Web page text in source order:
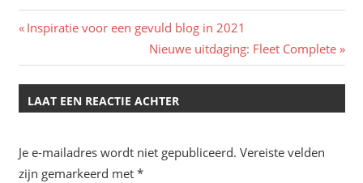
Bericht
navigatie
Vorig
Inspiratie voor een gevuld blog in 2021
Volgend
bericht:
Nieuwe uitdaging: Fleet Complete
LAAT EEN REACTIE ACHTER
Je e-mailadres wordt niet gepubliceerd. Vereiste velden
zijn gemarkeerd met *